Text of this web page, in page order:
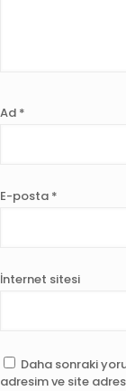
Ad *
E-posta *
İnternet sitesi
Daha sonraki
adresim ve site